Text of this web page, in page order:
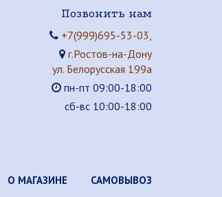
Позвонить нам
+7(999)695-53-03,
г.Ростов-на-Дону
ул. Белорусская 199а
пн-пт 09:00-18:00
сб-вс 10:00-18:00
О МАГАЗИНЕ САМОВЫВОЗ